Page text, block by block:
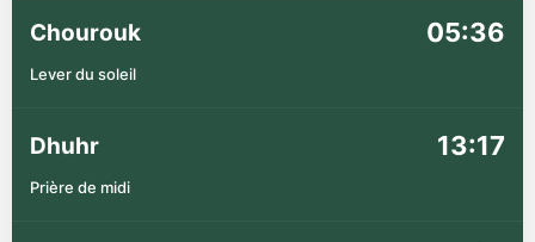
Chourouk 05:36
Lever du soleil
Dhuhr 13:17
Prière de midi